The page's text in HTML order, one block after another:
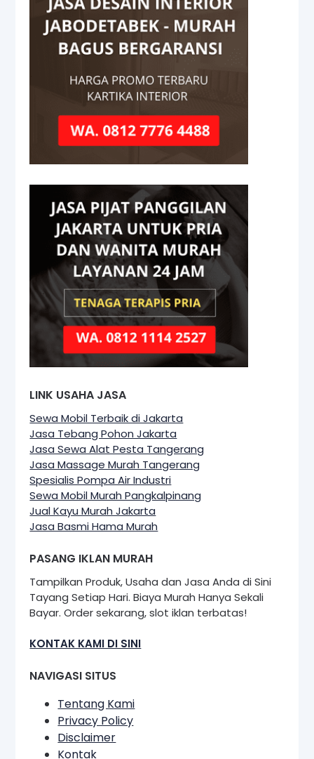
LINK USAHA JASA
Sewa Mobil Terbaik di Jakarta
Jasa Tebang Pohon Jakarta
Jasa Sewa Alat Pesta Tangerang
Jasa Massage Murah Tangerang
Spesialis Pompa Air Industri
Sewa Mobil Murah Pangkalpinang
Jual Kayu Murah Jakarta
Jasa Basmi Hama Murah
PASANG IKLAN MURAH
Tampilkan Produk, Usaha dan Jasa Anda di Sini
Tayang Setiap Hari. Biaya Murah Hanya Sekali
Bayar. Order sekarang, slot iklan terbatas!
KONTAK KAMI DI SINI
NAVIGASI SITUS
Tentang Kami
Privacy Policy
Disclaimer
Kontak